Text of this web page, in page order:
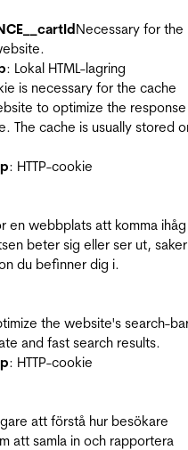
Necessary for the
: Lokal HTML-lagring
is necessary for the cache
to optimize the
The cache is usually stored
: HTTP-cookie
en webbplats att komma ihåg
beter sig eller ser ut,
du befinner dig i.
the website's search-
and fast search results.
: HTTP-cookie
att förstå hur besökare
att samla in och rapportera